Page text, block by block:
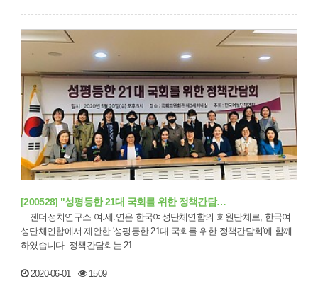
[200528] "성평등한 21대 국회를 위한 정책간담…
성단체연합에서 제안한 '성평등한 21대 국회를 위한 정책간담회'에 함께
하였습니다. 정책간담회는 21…
2020-06-01 1509